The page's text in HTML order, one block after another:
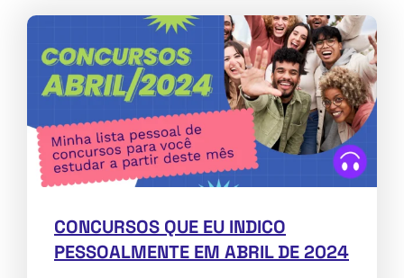
CONCURSOS QUE EU INDICO
PESSOALMENTE EM ABRIL DE 2024